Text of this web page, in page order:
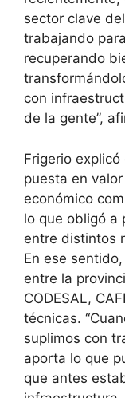
sector clave
trabajando
recuperando
con
de la gente”,
Frigerio
puesta en
económico
lo que obligó a
entre distintos
En ese
entre la
CODESAL,
técnicas.
suplimos con
aporta lo que
que antes